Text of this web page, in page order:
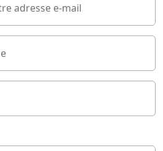
adresse e-mail